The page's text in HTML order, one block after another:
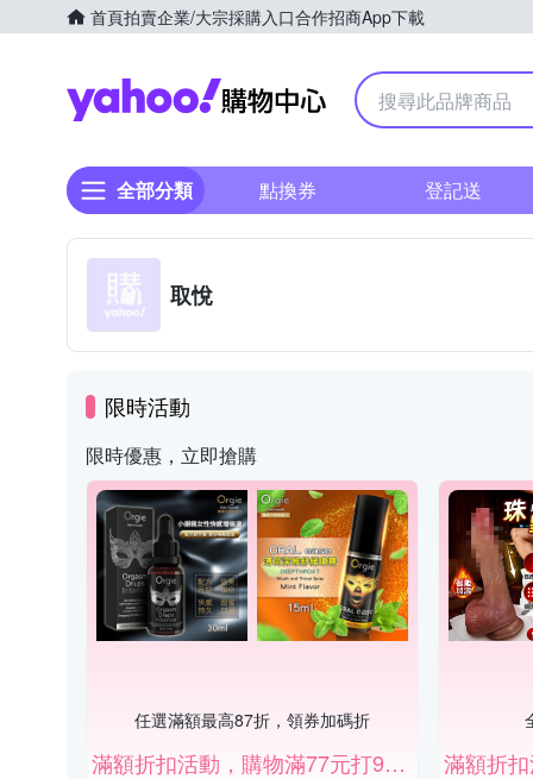
首頁拍賣企業/大宗採購入口合作招商App下載
Yahoo購物中心
全部分類 點換券 登記送
取悅
限時活動
限時優惠，立即搶購
任選滿額最高87折，領券加碼折
滿額折扣活動，購物滿77元打97折、滿777元打87折。（部份商品除外）